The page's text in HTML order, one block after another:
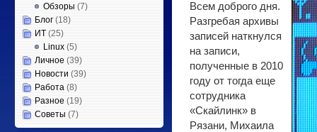
Обзоры (7)
Блог (18)
ИТ (25)
Linux (5)
Личное (39)
Новости (39)
Работа (8)
Разное (19)
Советы (7)
Всем доброго дня.
Разгребая архивы
записей наткнулся
на записи,
полученные в 2010
году от тогда еще
сотрудника
«Скайлинк» в
Рязани, Михаила